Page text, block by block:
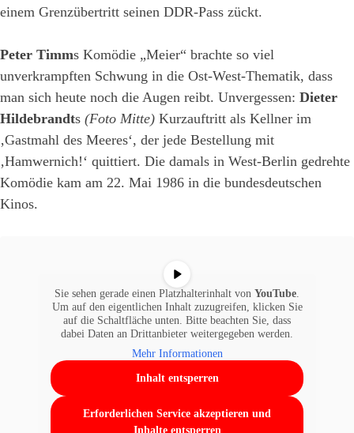
einem Grenzübertritt seinen DDR-Pass zückt.
Peter Timms Komödie „Meier“ brachte so viel
unverkrampften Schwung in die Ost-West-Thematik, dass
man sich heute noch die Augen reibt. Unvergessen: Dieter
Hildebrandts (Foto Mitte) Kurzauftritt als Kellner im
‚Gastmahl des Meeres‘, der jede Bestellung mit
‚Hamwernich!‘ quittiert. Die damals in West-Berlin gedrehte
Komödie kam am 22. Mai 1986 in die bundesdeutschen
Kinos.
Sie sehen gerade einen Platzhalterinhalt von YouTube.
Um auf den eigentlichen Inhalt zuzugreifen, klicken Sie
auf die Schaltfläche unten. Bitte beachten Sie, dass
dabei Daten an Drittanbieter weitergegeben werden.
Mehr Informationen
Inhalt entsperren
Erforderlichen Service akzeptieren und
Inhalte entsperren